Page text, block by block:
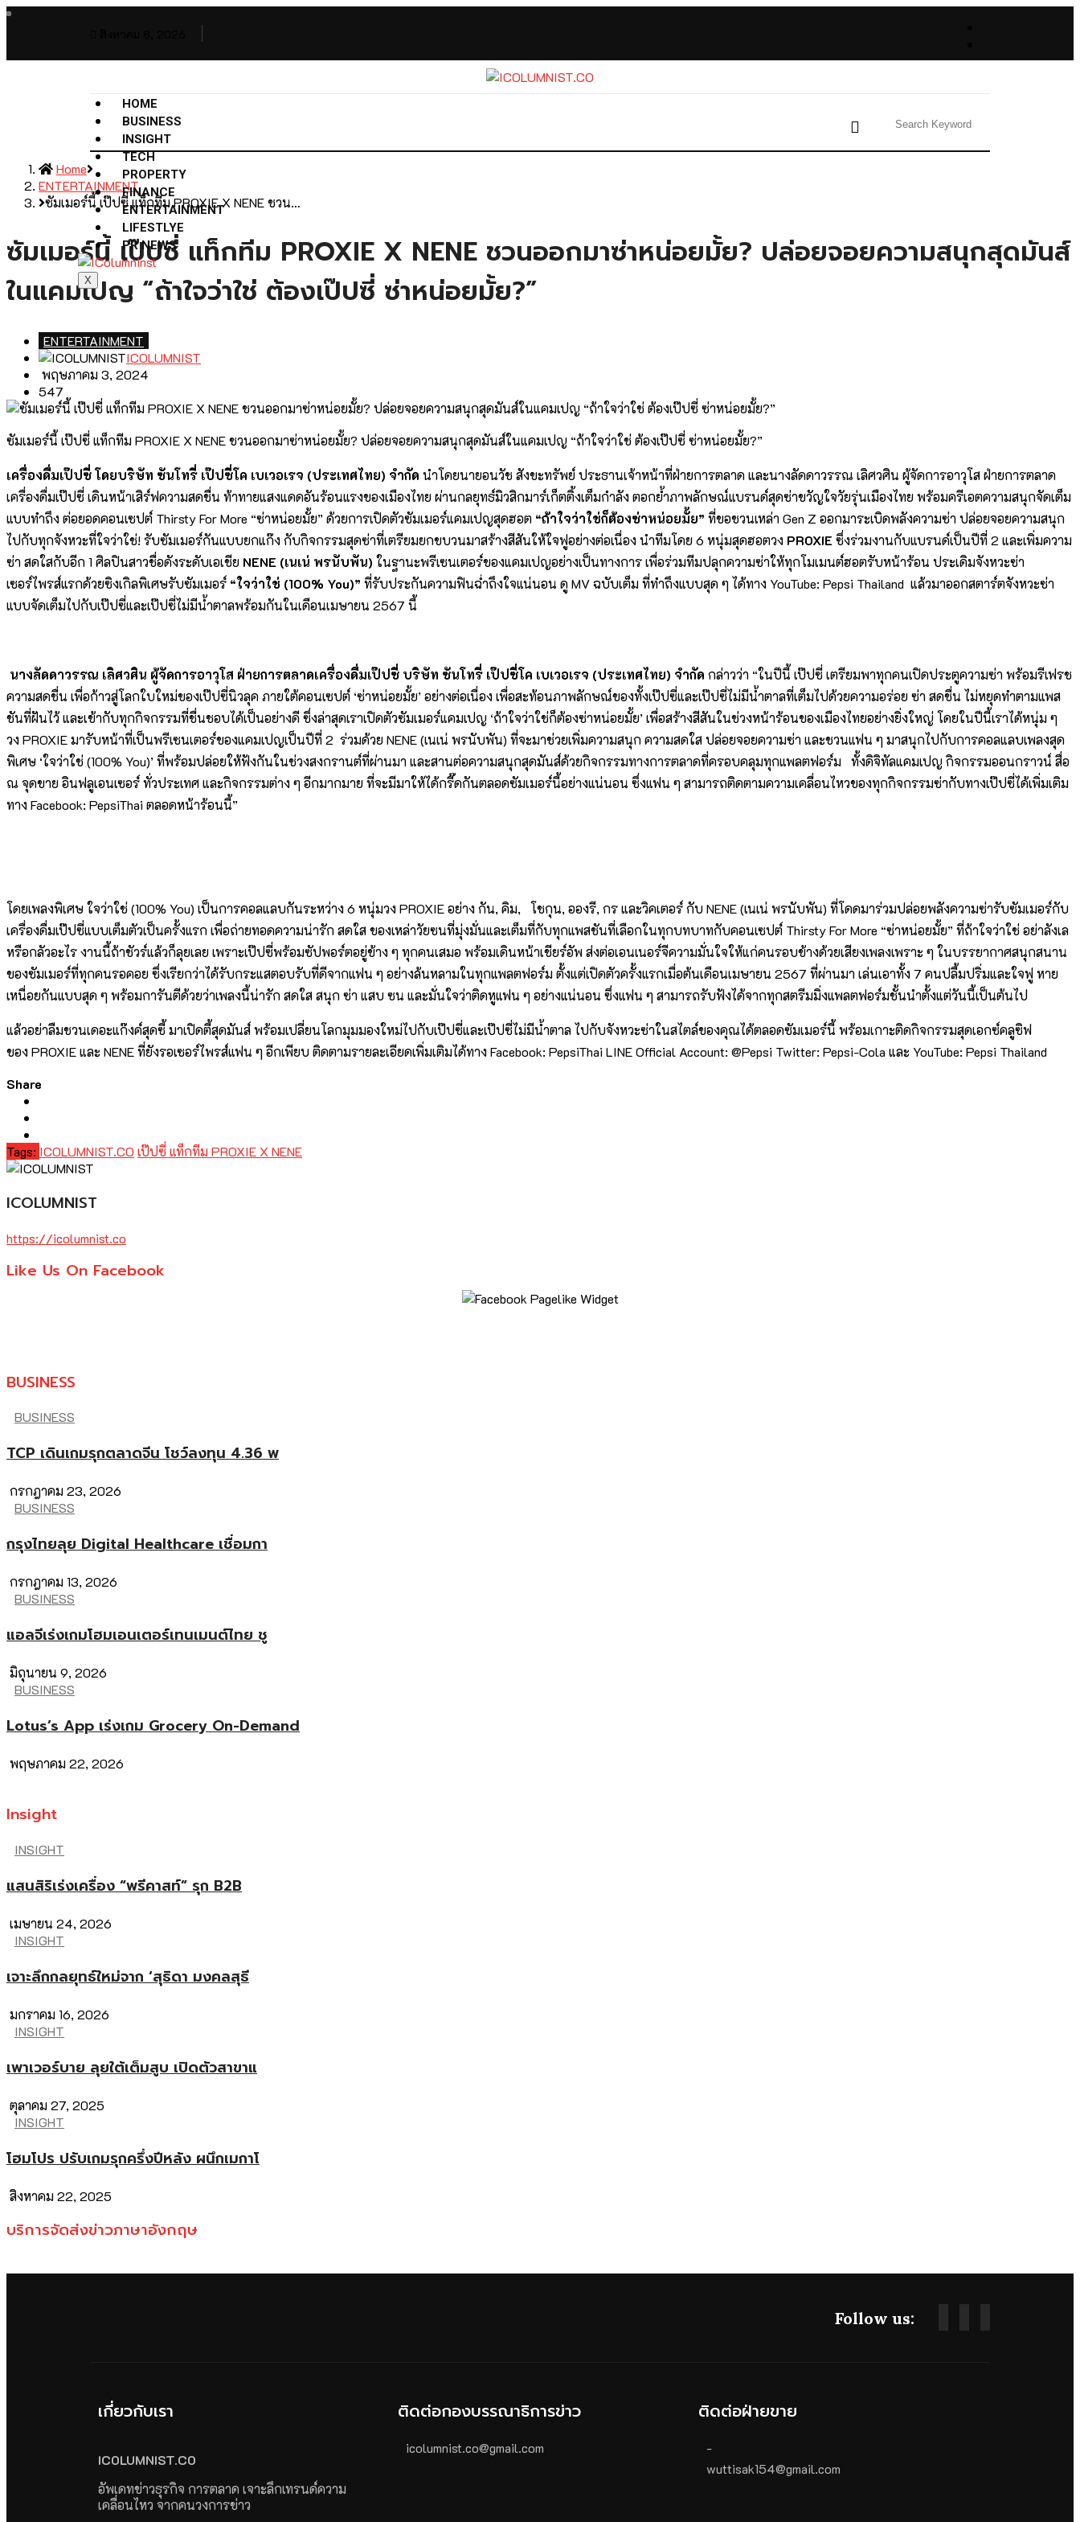
HOME
BUSINESS
INSIGHT
TECH
PROPERTY
FINANCE
ENTERTAINMENT
LIFESTLYE
PR NEWS
X
Home
ENTERTAINMENT
ซัมเมอร์นี้ เป๊ปซี่ แท็กทีม PROXIE X NENE ชวน…
ซัมเมอร์นี้ เป๊ปซี่ แท็กทีม PROXIE X NENE ชวนออกมาซ่าหน่อยมั้ย? ปล่อยจอยความสนุกสุดมันส์
ในแคมเปญ “ถ้าใจว่าใช่ ต้องเป๊ปซี่ ซ่าหน่อยมั้ย?”
ENTERTAINMENT
ICOLUMNIST
พฤษภาคม 3, 2024
547
ซัมเมอร์นี้ เป๊ปซี่ แท็กทีม PROXIE X NENE ชวนออกมาซ่าหน่อยมั้ย? ปล่อยจอยความสนุกสุดมันส์ในแคมเปญ “ถ้าใจว่าใช่ ต้องเป๊ปซี่ ซ่าหน่อยมั้ย?”
เครื่องดื่มเป๊ปซี่ โดยบริษัท ซันโทรี่ เป๊ปซี่โค เบเวอเรจ (ประเทศไทย) จำกัด นำโดยนายอนวัช สังขะทรัพย์ ประธานเจ้าหน้าที่ฝ่ายการตลาด และนางลัดดาวรรณ เลิศวศิน ผู้จัดการอาวุโส ฝ่ายการตลาด
เครื่องดื่มเป๊ปซี่ เดินหน้าเสิร์ฟความสดชื่น ท้าทายแสงแดดอันร้อนแรงของเมืองไทย ผ่านกลยุทธ์มิวสิกมาร์เก็ตติ้งเต็มกำลัง ตอกย้ำภาพลักษณ์แบรนด์สุดซ่าขวัญใจวัยรุ่นเมืองไทย พร้อมครีเอตความสนุกจัดเต็ม
แบบทำถึง ต่อยอดคอนเซปต์ Thirsty For More “ซ่าหน่อยมั้ย” ด้วยการเปิดตัวซัมเมอร์แคมเปญสุดฮอต “ถ้าใจว่าใช่ก็ต้องซ่าหน่อยมั้ย” ที่ขอชวนเหล่า Gen Z ออกมาระเบิดพลังความซ่า ปล่อยจอยความสนุก
ไปกับทุกจังหวะที่ใจว่าใช่! รับซัมเมอร์กันแบบยกแก๊ง กับกิจกรรมสุดซ่าที่เตรียมยกขบวนมาสร้างสีสันให้ใจฟูอย่างต่อเนื่อง นำทีมโดย 6 หนุ่มสุดฮอตวง PROXIE ซึ่งร่วมงานกับแบรนด์เป็นปีที่ 2 และเพิ่มความ
ซ่า สดใสกับอีก 1 ศิลปินสาวชื่อดังระดับเอเชีย NENE (เนเน่ พรนับพัน) ในฐานะพรีเซนเตอร์ของแคมเปญอย่างเป็นทางการ เพื่อร่วมทีมปลุกความซ่าให้ทุกโมเมนต์ฮอตรับหน้าร้อน ประเดิมจังหวะซ่า
เซอร์ไพรส์แรกด้วยซิงเกิลพิเศษรับซัมเมอร์ “ใจว่าใช่ (100% You)” ที่รับประกันความฟินฉ่ำถึงใจแน่นอน ดู MV ฉบับเต็ม ที่ทำถึงแบบสุด ๆ ได้ทาง YouTube: Pepsi Thailand แล้วมาออกสตาร์ตจังหวะซ่า
แบบจัดเต็มไปกับเป๊ปซี่และเป๊ปซี่ไม่มีน้ำตาลพร้อมกันในเดือนเมษายน 2567 นี้
นางลัดดาวรรณ เลิศวศิน ผู้จัดการอาวุโส ฝ่ายการตลาดเครื่องดื่มเป๊ปซี่ บริษัท ซันโทรี่ เป๊ปซี่โค เบเวอเรจ (ประเทศไทย) จำกัด กล่าวว่า “ในปีนี้ เป๊ปซี่ เตรียมพาทุกคนเปิดประตูความซ่า พร้อมรีเฟรช
ความสดชื่น เพื่อก้าวสู่โลกใบใหม่ของเป๊ปซี่นิวลุค ภายใต้คอนเซปต์ ‘ซ่าหน่อยมั้ย’ อย่างต่อเนื่อง เพื่อสะท้อนภาพลักษณ์ของทั้งเป๊ปซี่และเป๊ปซี่ไม่มีน้ำตาลที่เต็มไปด้วยความอร่อย ซ่า สดชื่น ไม่หยุดทำตามแพส
ชันที่ฝันไว้ และเข้ากับทุกกิจกรรมที่ชื่นชอบได้เป็นอย่างดี ซึ่งล่าสุดเราเปิดตัวซัมเมอร์แคมเปญ ‘ถ้าใจว่าใช่ก็ต้องซ่าหน่อยมั้ย’ เพื่อสร้างสีสันในช่วงหน้าร้อนของเมืองไทยอย่างยิ่งใหญ่ โดยในปีนี้เราได้หนุ่ม ๆ
วง PROXIE มารับหน้าที่เป็นพรีเซนเตอร์ของแคมเปญเป็นปีที่ 2 ร่วมด้วย NENE (เนเน่ พรนับพัน) ที่จะมาช่วยเพิ่มความสนุก ความสดใส ปล่อยจอยความซ่า และชวนแฟน ๆ มาสนุกไปกับการคอลแลบเพลงสุด
พิเศษ ‘ใจว่าใช่ (100% You)’ ที่พร้อมปล่อยให้ฟังกันในช่วงสงกรานต์ที่ผ่านมา และสานต่อความสนุกสุดมันส์ด้วยกิจกรรมทางการตลาดที่ครอบคลุมทุกแพลตฟอร์ม ทั้งดิจิทัลแคมเปญ กิจกรรมออนกราวน์ สื่อ
ณ จุดขาย อินฟลูเอนเซอร์ ทั่วประเทศ และกิจกรรมต่าง ๆ อีกมากมาย ที่จะมีมาให้ได้กรี๊ดกันตลอดซัมเมอร์นี้อย่างแน่นอน ซึ่งแฟน ๆ สามารถติดตามความเคลื่อนไหวของทุกกิจกรรมซ่ากับทางเป๊ปซี่ได้เพิ่มเติม
ทาง Facebook: PepsiThai ตลอดหน้าร้อนนี้”
โดยเพลงพิเศษ ใจว่าใช่ (100% You) เป็นการคอลแลบกันระหว่าง 6 หนุ่มวง PROXIE อย่าง กัน, คิม, โชกุน, อองรี, กร และวิคเตอร์ กับ NENE (เนเน่ พรนับพัน) ที่โดดมาร่วมปล่อยพลังความซ่ารับซัมเมอร์กับ
เครื่องดื่มเป๊ปซี่แบบเต็มตัวเป็นครั้งแรก เพื่อถ่ายทอดความน่ารัก สดใส ของเหล่าวัยซนที่มุ่งมั่นและเต็มที่กับทุกแพสชันที่เลือกในทุกบทบาทกับคอนเซปต์ Thirsty For More “ซ่าหน่อยมั้ย” ที่ถ้าใจว่าใช่ อย่าลังเล
หรือกลัวอะไร งานนี้ถ้าชัวร์แล้วก็ลุยเลย เพราะเป๊ปซี่พร้อมซัปพอร์ตอยู่ข้าง ๆ ทุกคนเสมอ พร้อมเดินหน้าเชียร์อัพ ส่งต่อเอนเนอร์จีความมั่นใจให้แก่คนรอบข้างด้วยเสียงเพลงเพราะ ๆ ในบรรยากาศสนุกสนาน
ของซัมเมอร์ที่ทุกคนรอคอย ซึ่งเรียกว่าได้รับกระแสตอบรับที่ดีจากแฟน ๆ อย่างล้นหลามในทุกแพลตฟอร์ม ตั้งแต่เปิดตัวครั้งแรกเมื่อต้นเดือนเมษายน 2567 ที่ผ่านมา เล่นเอาทั้ง 7 คนปลื้มปริ่มและใจฟู หาย
เหนื่อยกันแบบสุด ๆ พร้อมการันตีด้วยว่าเพลงนี้น่ารัก สดใส สนุก ซ่า แสบ ซน และมั่นใจว่าติดหูแฟน ๆ อย่างแน่นอน ซึ่งแฟน ๆ สามารถรับฟังได้จากทุกสตรีมมิ่งแพลตฟอร์มชั้นนำตั้งแต่วันนี้เป็นต้นไป
แล้วอย่าลืมชวนเดอะแก๊งค์สุดซี้ มาเปิดตี้สุดมันส์ พร้อมเปลี่ยนโลกมุมมองใหม่ไปกับเป๊ปซี่และเป๊ปซี่ไม่มีน้ำตาล ไปกับจังหวะซ่าในสไตล์ของคุณได้ตลอดซัมเมอร์นี้ พร้อมเกาะติดกิจกรรมสุดเอกซ์คลูซิฟ
ของ PROXIE และ NENE ที่ยังรอเซอร์ไพรส์แฟน ๆ อีกเพียบ ติดตามรายละเอียดเพิ่มเติมได้ทาง Facebook: PepsiThai LINE Official Account: @Pepsi Twitter: Pepsi-Cola และ YouTube: Pepsi Thailand
Share
Tags: ICOLUMNIST.CO เป๊ปซี่ แท็กทีม PROXIE X NENE
ICOLUMNIST
https://icolumnist.co
Like Us On Facebook
BUSINESS
BUSINESS
TCP เดินเกมรุกตลาดจีน โชว์ลงทุน 4.36 พ
กรกฎาคม 23, 2026
BUSINESS
กรุงไทยลุย Digital Healthcare เชื่อมกา
กรกฎาคม 13, 2026
BUSINESS
แอลจีเร่งเกมโฮมเอนเตอร์เทนเมนต์ไทย ชู
มิถุนายน 9, 2026
BUSINESS
Lotus’s App เร่งเกม Grocery On-Demand
พฤษภาคม 22, 2026
Insight
INSIGHT
แสนสิริเร่งเครื่อง “พรีคาสท์” รุก B2B
เมษายน 24, 2026
INSIGHT
เจาะลึกกลยุทธ์ใหม่จาก ‘สุธิดา มงคลสุธี
มกราคม 16, 2026
INSIGHT
เพาเวอร์บาย ลุยใต้เต็มสูบ เปิดตัวสาขาแ
ตุลาคม 27, 2025
INSIGHT
โฮมโปร ปรับเกมรุกครึ่งปีหลัง ผนึกเมกาโ
สิงหาคม 22, 2025
บริการจัดส่งข่าวภาษาอังกฤษ
Follow us:
เกี่ยวกับเรา
ICOLUMNIST.CO
อัพเดทข่าวธุรกิจ การตลาด เจาะลึกเทรนด์ความ
เคลื่อนไหว จากคนวงการข่าว
ติดต่อกองบรรณาธิการข่าว
icolumnist.co@gmail.com
ติดต่อฝ่ายขาย
-
wuttisak154@gmail.com